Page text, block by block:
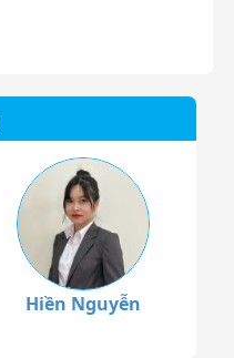
Hiền Nguyễn